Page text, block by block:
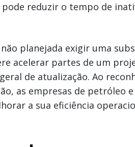
reduzir o tempo de
planejada exigir uma
acelerar partes de um
de atualização. Ao
as empresas de petróleo
a sua eficiência